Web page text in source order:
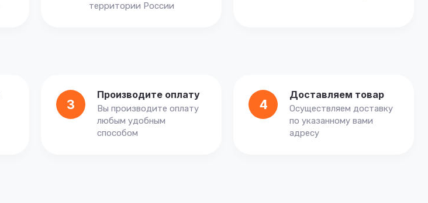
территории России
3
Производите оплату
Вы производите оплату
любым удобным
способом
4
Доставляем товар
Осуществляем доставку
по указанному вами
адресу